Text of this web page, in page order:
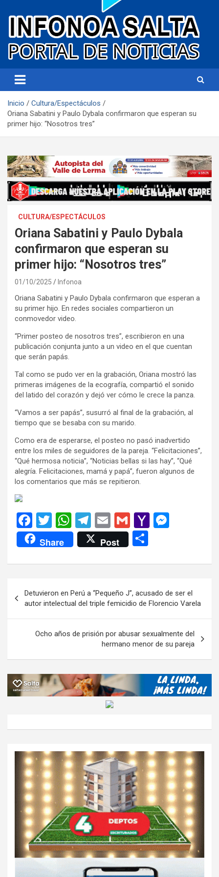
Infonoa Salta
Inicio
Cultura/Espectáculos
Oriana Sabatini y Paulo Dybala confirmaron que esperan su
primer hijo: “Nosotros tres”
CULTURA/ESPECTÁCULOS
Oriana Sabatini y Paulo Dybala
confirmaron que esperan su
primer hijo: “Nosotros tres”
01/10/2025 Infonoa
Oriana Sabatini y Paulo Dybala confirmaron que esperan a
su primer hijo. En redes sociales compartieron un
conmovedor video.
“Primer posteo de nosotros tres”, escribieron en una
publicación conjunta junto a un video en el que cuentan
que serán papás.
Tal como se pudo ver en la grabación, Oriana mostró las
primeras imágenes de la ecografía, compartió el sonido
del latido del corazón y dejó ver cómo le crece la panza.
“Vamos a ser papás”, susurró al final de la grabación, al
tiempo que se besaba con su marido.
Como era de esperarse, el posteo no pasó inadvertido
entre los miles de seguidores de la pareja. “Felicitaciones”,
“Qué hermosa noticia”, “Noticias bellas si las hay”, “Qué
alegría. Felicitaciones, mamá y papá”, fueron algunos de
los comentarios que más se repitieron.
F
a
ce
b
o
k
T
wi
tt
er
W
h
at
s
p
p
T
el
e
gr
m
E
m
ail
G
m
ail
Y
o
M
ail
n
er
Share Post
m
ar
tir
de
entradas
Detuvieron en Perú a “Pequeño J”, acusado de ser el
autor intelectual del triple femicidio de Florencio Varela
Ocho años de prisión por abusar sexualmente del
hermano menor de su pareja